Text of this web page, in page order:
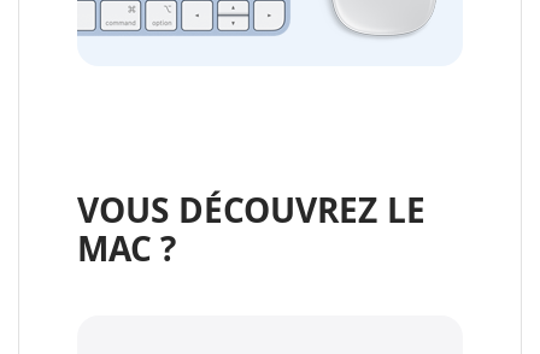
VOUS DÉCOUVREZ LE
MAC ?